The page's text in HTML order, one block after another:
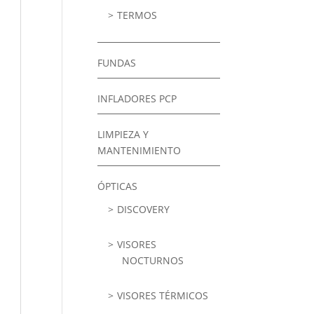
TERMOS
FUNDAS
INFLADORES PCP
LIMPIEZA Y
MANTENIMIENTO
ÓPTICAS
DISCOVERY
VISORES
NOCTURNOS
VISORES TÉRMICOS